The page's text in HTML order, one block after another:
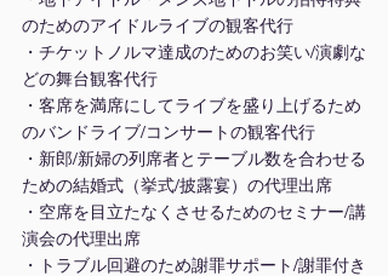
のためのアイドルライブの観客代行
・チケットノルマ達成のためのお笑い/演劇な
どの舞台観客代行
・客席を満席にしてライブを盛り上げるため
のバンドライブ/コンサートの観客代行
・新郎/新婦の列席者とテーブル数を合わせる
ための結婚式（挙式/披露宴）の代理出席
・空席を目立たなくさせるためのセミナー/講
演会の代理出席
・トラブル回避のため謝罪サポート/謝罪付き